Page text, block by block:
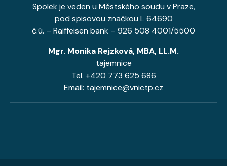
Spolek je veden u Městského soudu v Praze,
pod spisovou značkou L 64690
č.ú. – Raiffeisen bank – 926 508 4001/5500
Mgr. Monika Rejzková, MBA, LL.M.
tajemnice
Tel. +420 773 625 686
Email: tajemnice@vnictp.cz